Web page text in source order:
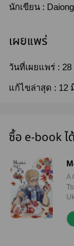
นักเขียน : Daiong
เผยแพร่
วันที่เผยแพร่ :
แก้ไขล่าสุด : 12
ซื้อ e-book ไ
A